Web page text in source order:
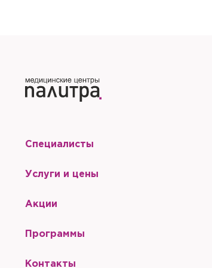
Специалисты
Услуги и цены
Акции
Программы
Контакты